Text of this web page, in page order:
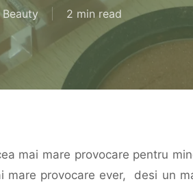
2 min read
mai mare provocare pentru
mare provocare ever, desi un